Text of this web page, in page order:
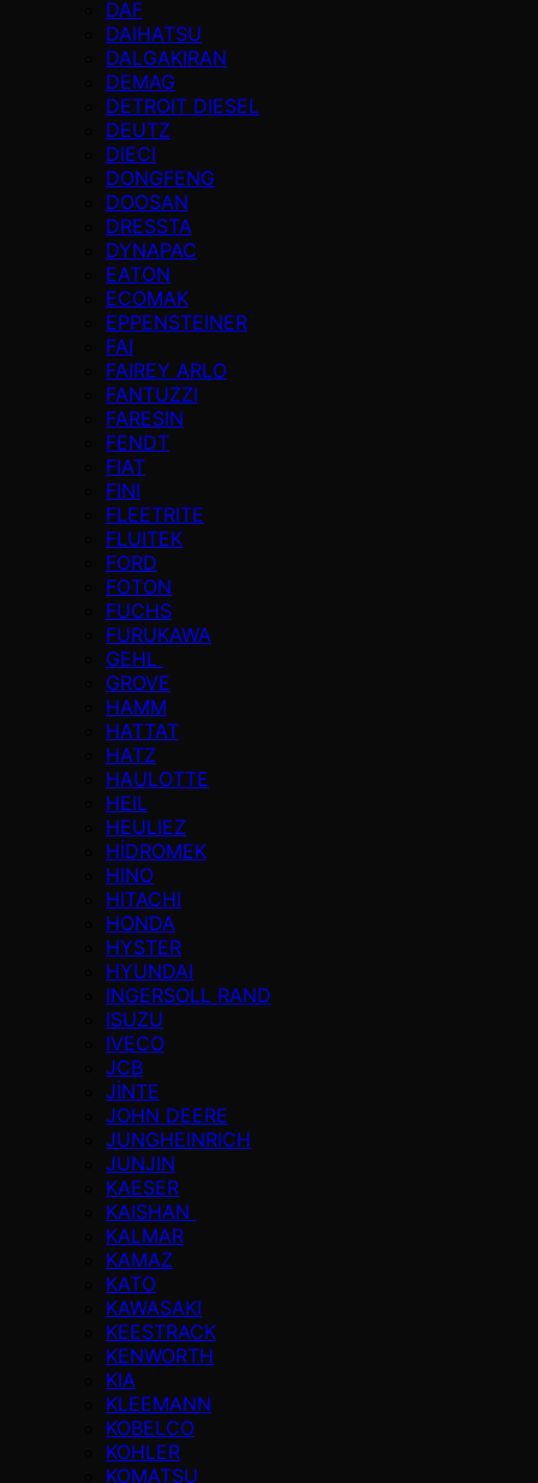
DAF
DAIHATSU
DALGAKIRAN
DEMAG
DETROIT DIESEL
DEUTZ
DIECI
DONGFENG
DOOSAN
DRESSTA
DYNAPAC
EATON
ECOMAK
EPPENSTEINER
FAI
FAIREY ARLO
FANTUZZI
FARESIN
FENDT
FIAT
FINI
FLEETRITE
FLUITEK
FORD
FOTON
FUCHS
FURUKAWA
GEHL
GROVE
HAMM
HATTAT
HATZ
HAULOTTE
HEIL
HEULIEZ
HİDROMEK
HINO
HITACHI
HONDA
HYSTER
HYUNDAI
INGERSOLL RAND
ISUZU
IVECO
JCB
JİNTE
JOHN DEERE
JUNGHEINRICH
JUNJIN
KAESER
KAISHAN
KALMAR
KAMAZ
KATO
KAWASAKI
KEESTRACK
KENWORTH
KIA
KLEEMANN
KOBELCO
KOHLER
KOMATSU